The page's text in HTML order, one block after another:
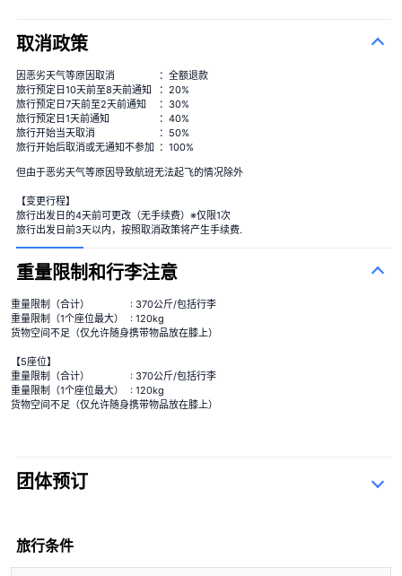
取消政策
因恶劣天气等原因取消
：全额退款
旅行预定日10天前至8天前通知
：20%
旅行预定日7天前至2天前通知
：30%
旅行预定日1天前通知
：40%
旅行开始当天取消
：50%
旅行开始后取消或无通知不参加 ：100%
但由于恶劣天气等原因导致航班无法起飞的情况除外
【变更行程】
旅行出发日的4天前可更改（无手续费）※仅限1次
旅行出发日前3天以内，按照取消政策将产生手续费.
重量限制和行李注意
重量限制（合计）
: 370公斤/包括行李
重量限制（1个座位最大）
: 120kg
货物空间不足（仅允许随身携带物品放在膝上）
【5座位】
重量限制（合计）
: 370公斤/包括行李
重量限制（1个座位最大）
: 120kg
货物空间不足（仅允许随身携带物品放在膝上）
团体预订
旅行条件